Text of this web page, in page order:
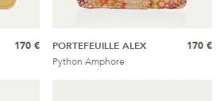
170 €
PORTEFEUILLE ALEX
Python Amphore
170 €